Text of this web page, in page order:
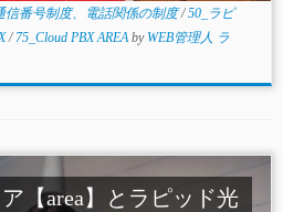
信番号制度、電話関係の制度/50_ラピ
/ 75_Cloud PBX AREAby WEB管理人 ラ
【area】とラピッド光